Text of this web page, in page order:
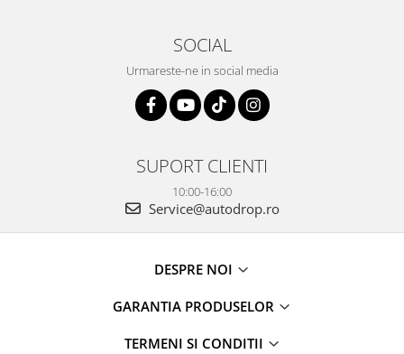
SOCIAL
Urmareste-ne in social media
SUPORT CLIENTI
10:00-16:00
Service@autodrop.ro
DESPRE NOI
GARANTIA PRODUSELOR
TERMENI SI CONDITII